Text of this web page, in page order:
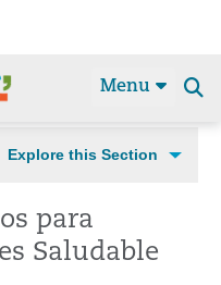
Menu
Explore this Section
para
Saludable